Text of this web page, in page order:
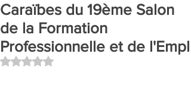
Caraïbes du 19ème Salon
de la Formation
Professionnelle et de l'Empl
Noté NaN étoiles sur 5.